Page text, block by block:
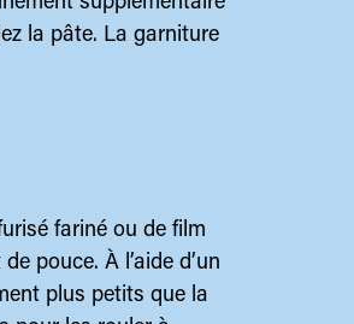
la pâte. La garniture
fariné ou de film
pouce. À l’aide d’un
plus petits que la